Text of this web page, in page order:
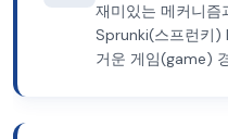
재미있는 메커니즘
Sprunki(스프런키
거운 게임(game)